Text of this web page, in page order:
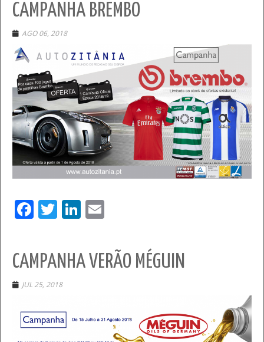
CAMPANHA BREMBO
AGO 06, 2018
Facebook
TwitterLinkedIn
CAMPANHA VERÃO MÉGUIN
JUL 25, 2018